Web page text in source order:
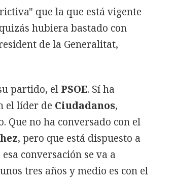
que la que está vigente
hubiera bastado con
de la Generalitat,
partido, el PSOE. Sí ha
el líder de Ciudadanos,
Que no ha conversado con el
, pero que está dispuesto a
conversación se va a
tres años y medio es con el